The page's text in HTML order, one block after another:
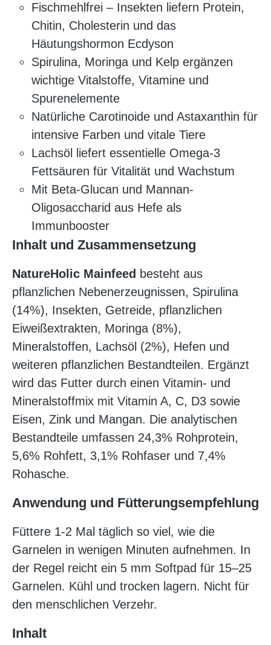
Fischmehlfrei – Insekten liefern Protein,
Chitin, Cholesterin und das
Häutungshormon Ecdyson
Spirulina, Moringa und Kelp ergänzen
wichtige Vitalstoffe, Vitamine und
Spurenelemente
Natürliche Carotinoide und Astaxanthin für
intensive Farben und vitale Tiere
Lachsöl liefert essentielle Omega-3
Fettsäuren für Vitalität und Wachstum
Mit Beta-Glucan und Mannan-
Oligosaccharid aus Hefe als
Immunbooster
Inhalt und Zusammensetzung
NatureHolic Mainfeed besteht aus
pflanzlichen Nebenerzeugnissen, Spirulina
(14%), Insekten, Getreide, pflanzlichen
Eiweißextrakten, Moringa (8%),
Mineralstoffen, Lachsöl (2%), Hefen und
weiteren pflanzlichen Bestandteilen. Ergänzt
wird das Futter durch einen Vitamin- und
Mineralstoffmix mit Vitamin A, C, D3 sowie
Eisen, Zink und Mangan. Die analytischen
Bestandteile umfassen 24,3% Rohprotein,
5,6% Rohfett, 3,1% Rohfaser und 7,4%
Rohasche.
Anwendung und Fütterungsempfehlung
Füttere 1-2 Mal täglich so viel, wie die
Garnelen in wenigen Minuten aufnehmen. In
der Regel reicht ein 5 mm Softpad für 15–25
Garnelen. Kühl und trocken lagern. Nicht für
den menschlichen Verzehr.
Inhalt